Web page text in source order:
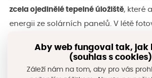
zcela ojedinělé tepelné úložiště, které
energii ze solárních panelů. V létě
předává teplo interiéru. Jde oprvní
druhu u municipálního objektu v
Aby web fungoval tak, jak
(souhlas s cookies)
Záleží nám na tom, aby pro vás